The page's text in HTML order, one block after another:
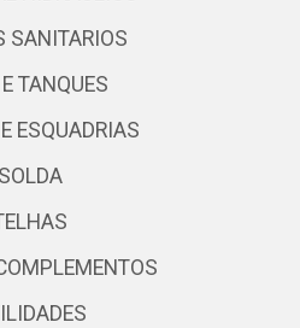
SANITARIOS
TANQUES
ESQUADRIAS
SOLDA